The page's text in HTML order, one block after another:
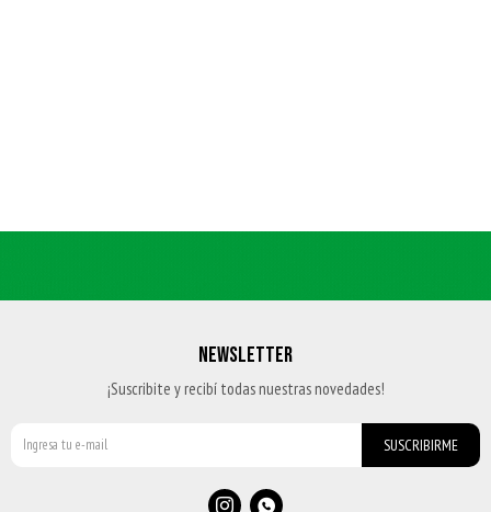
NEWSLETTER
¡Suscribite y recibí todas nuestras novedades!
SUSCRIBIRME
 